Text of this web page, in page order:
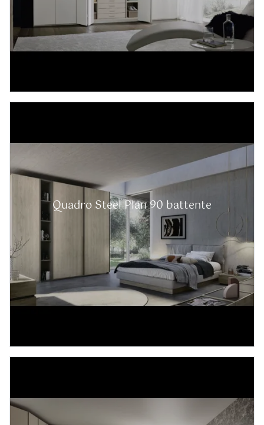
Quadro Steel Plan 90 battente